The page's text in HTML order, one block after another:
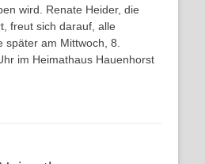
wird. Renate Heider, die
freut sich darauf, alle
später am Mittwoch, 8.
im Heimathaus Hauenhorst